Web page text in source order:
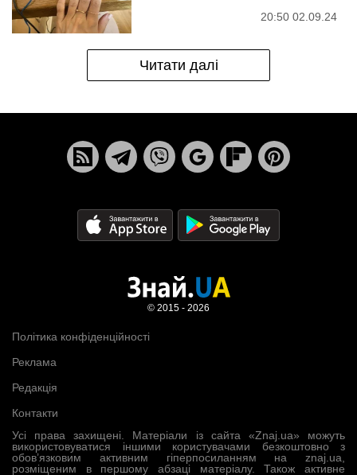
20:50 02.09.24
Читати далі
Усі права захищені. Матеріали із сайта «Znaj.ua» можуть
використовуватися іншими користувачами безкоштовно з
обов’язковим активним гіперпосиланням на znaj.ua,
розміщеним в першому абзаці матеріалу. Також активне
Політика конфіденційності
Реклама
Редакція
Контакти
© 2015 - 2026